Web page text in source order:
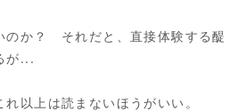
のか？ それだと、直接体験する醍
が...
以上は読まないほうがいい。